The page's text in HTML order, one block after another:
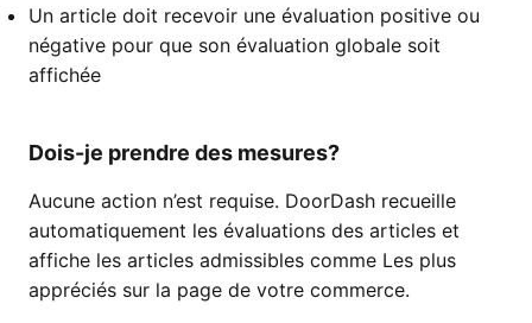
Un article doit recevoir une évaluation positive ou
négative pour que son évaluation globale soit
affichée
Dois-je prendre des mesures?
Aucune action n’est requise. DoorDash recueille
automatiquement les évaluations des articles et
affiche les articles admissibles comme Les plus
appréciés sur la page de votre commerce.